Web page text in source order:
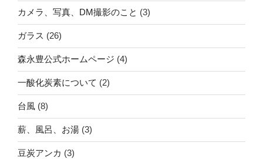
カメラ、写真、DM撮影のこと (3)
ガラス (26)
森永豊公式ホームページ (4)
一酸化炭素について (2)
台風 (8)
薪、風呂、お湯 (3)
豆炭アンカ (3)